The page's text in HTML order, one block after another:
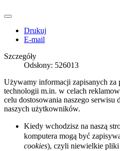
Drukuj
E-mail
Szczegóły
Odsłony: 526013
Używamy informacji zapisanych za
technologii m.in. w celach
celu dostosowania naszego
naszych użytkowników.
Kiedy wchodzisz na naszą
komputera mogą być
cookies), czyli niewielkie pliki